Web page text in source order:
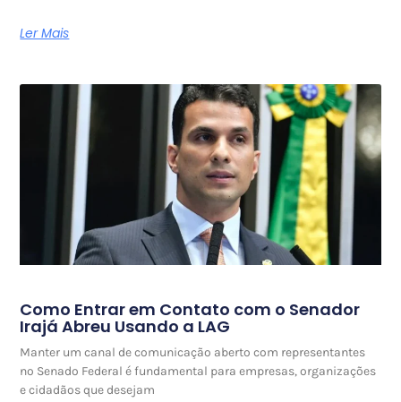
Ler Mais
Como Entrar em Contato com o Senador
Irajá Abreu Usando a LAG
Manter um canal de comunicação aberto com representantes
no Senado Federal é fundamental para empresas, organizações
e cidadãos que desejam